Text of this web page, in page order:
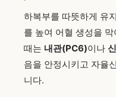
하복부를 따뜻하게 유
를 높여 어혈 생성을
때는 내관(PC6)이나
음을 안정시키고 자율
니다.